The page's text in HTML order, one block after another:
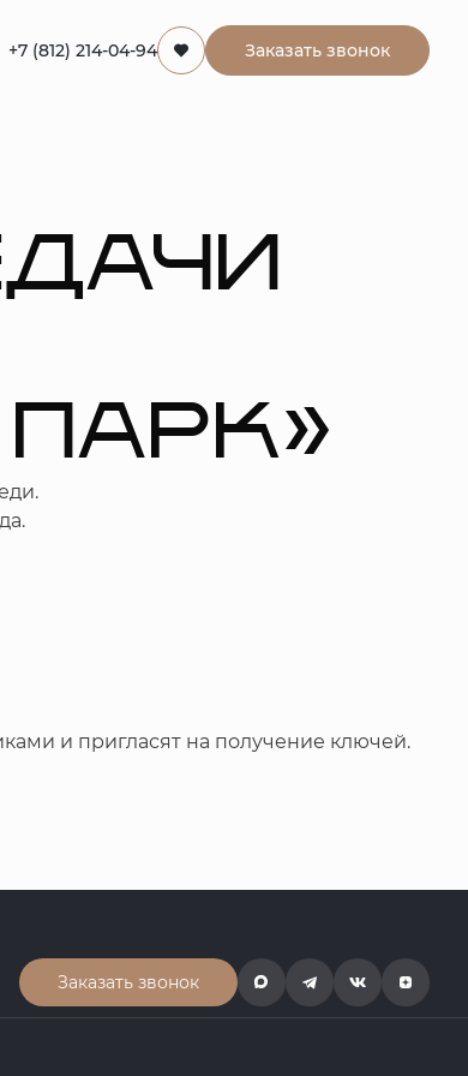
+7 (812) 214-04-94 Заказать звонок
и пригласят на получение ключей.
Заказать звонок